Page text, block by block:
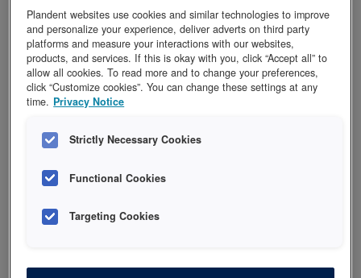
det omkringliggende tannstoffet, uavhengig av
nyanse. Se enkelt hvordan..
Se film
Plandent websites use cookies and similar technologies to improve
and personalize your experience, deliver adverts on third party
platforms and measure your interactions with our websites,
products, and services. If this is okay with you, click “Accept all” to
allow all cookies. To read more and to change your preferences,
click “Customize cookies”. You can change these settings at any
time. Privacy Notice
Strictly Necessary Cookies
Functional Cookies
Targeting Cookies